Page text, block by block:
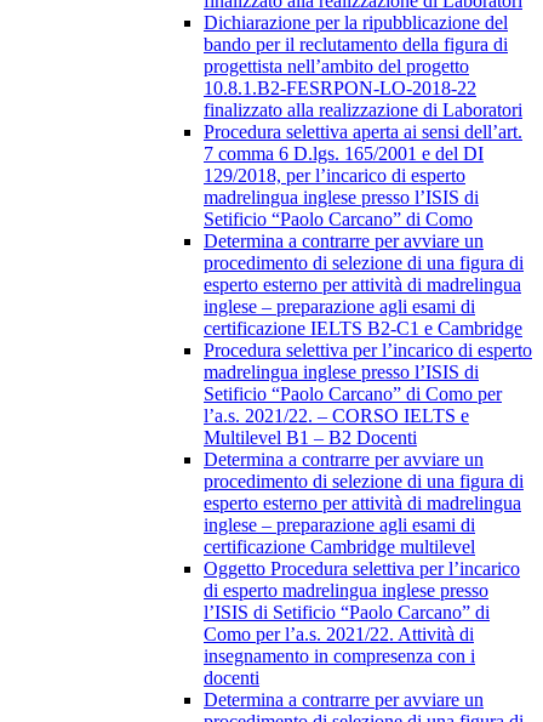
Dichiarazione per la ripubblicazione del
bando per il reclutamento della figura di
progettista nell’ambito del progetto
10.8.1.B2-FESRPON-LO-2018-22
finalizzato alla realizzazione di Laboratori
Procedura selettiva aperta ai sensi dell’art.
7 comma 6 D.lgs. 165/2001 e del DI
129/2018, per l’incarico di esperto
madrelingua inglese presso l’ISIS di
Setificio “Paolo Carcano” di Como
Determina a contrarre per avviare un
procedimento di selezione di una figura di
esperto esterno per attività di madrelingua
inglese – preparazione agli esami di
certificazione IELTS B2-C1 e Cambridge
Procedura selettiva per l’incarico di esperto
madrelingua inglese presso l’ISIS di
Setificio “Paolo Carcano” di Como per
l’a.s. 2021/22. – CORSO IELTS e
Multilevel B1 – B2 Docenti
Determina a contrarre per avviare un
procedimento di selezione di una figura di
esperto esterno per attività di madrelingua
inglese – preparazione agli esami di
certificazione Cambridge multilevel
Oggetto Procedura selettiva per l’incarico
di esperto madrelingua inglese presso
l’ISIS di Setificio “Paolo Carcano” di
Como per l’a.s. 2021/22. Attività di
insegnamento in compresenza con i
docenti
Determina a contrarre per avviare un